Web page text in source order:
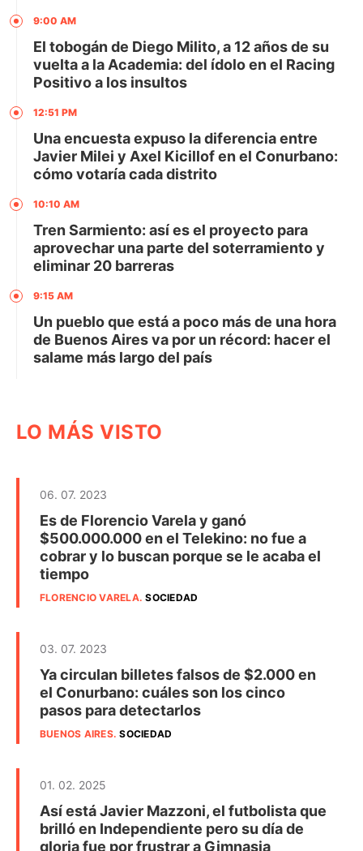
9:00 AM
El tobogán de Diego Milito, a 12 años de su
vuelta a la Academia: del ídolo en el Racing
Positivo a los insultos
12:51 PM
Una encuesta expuso la diferencia entre
Javier Milei y Axel Kicillof en el Conurbano:
cómo votaría cada distrito
10:10 AM
Tren Sarmiento: así es el proyecto para
aprovechar una parte del soterramiento y
eliminar 20 barreras
9:15 AM
Un pueblo que está a poco más de una hora
de Buenos Aires va por un récord: hacer el
salame más largo del país
LO MÁS VISTO
06. 07. 2023
Es de Florencio Varela y ganó
$500.000.000 en el Telekino: no fue a
cobrar y lo buscan porque se le acaba el
tiempo
FLORENCIO VARELA.SOCIEDAD
03. 07. 2023
Ya circulan billetes falsos de $2.000 en
el Conurbano: cuáles son los cinco
pasos para detectarlos
BUENOS AIRES.SOCIEDAD
01. 02. 2025
Así está Javier Mazzoni, el futbolista que
brilló en Independiente pero su día de
gloria fue por frustrar a Gimnasia